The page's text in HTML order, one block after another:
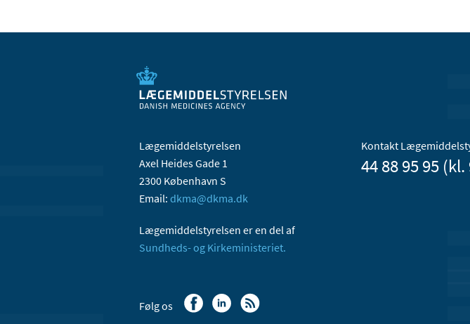
Lægemiddelstyrelsen
Axel Heides Gade 1
2300 København S
Email: dkma@dkma.dk
Lægemiddelstyrelsen er en del af
Sundheds- og Kirkeministeriet.
Kontakt
44 88 95 95 (kl.
Følg os